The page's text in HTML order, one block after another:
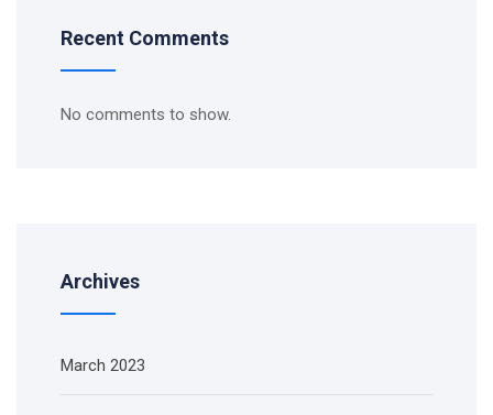
Recent Comments
No comments to show.
Archives
March 2023